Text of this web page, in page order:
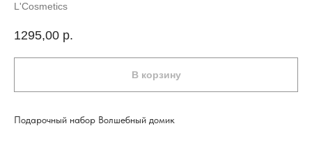
L'Cosmetics
1295,00 р.
В корзину
Подарочный набор Волшебный домик